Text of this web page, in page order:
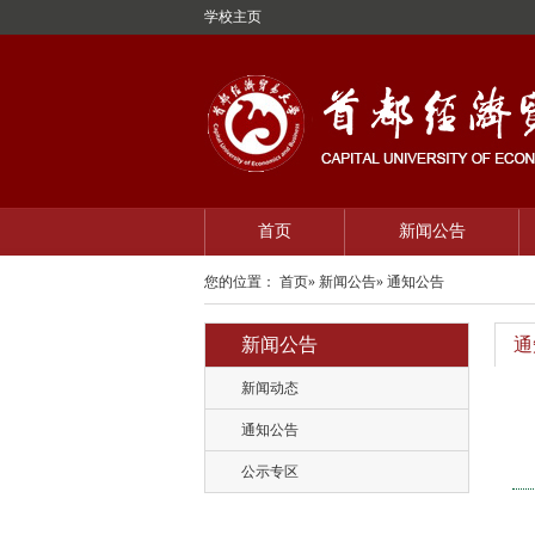
学校主页
首页 新闻公告
您的位置： 首页» 新闻公告» 通知公告
新闻公告
新闻动态
通知公告
公示专区